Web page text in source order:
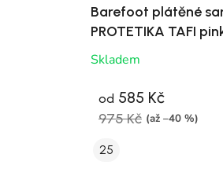
Barefoot plátěné
PROTETIKA TAFI
Skladem
od 585 Kč
975 Kč (až –40 %)
25